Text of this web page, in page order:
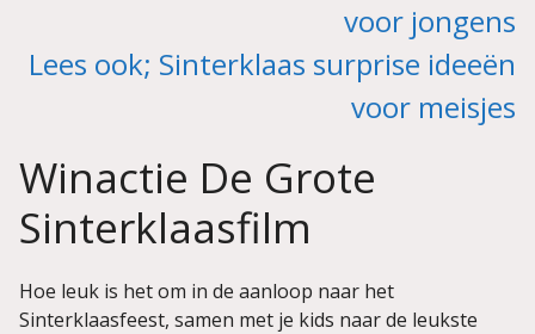
voor jongens
Lees ook; Sinterklaas surprise ideeën
voor meisjes
Winactie De Grote
Sinterklaasfilm
Hoe leuk is het om in de aanloop naar het
Sinterklaasfeest, samen met je kids naar de leukste